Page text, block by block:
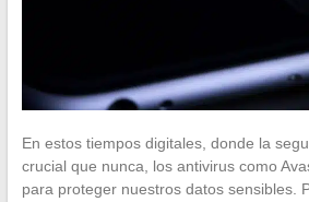
En estos tiempos digitales, donde la
crucial que nunca, los antivirus como
para proteger nuestros datos sensibles.